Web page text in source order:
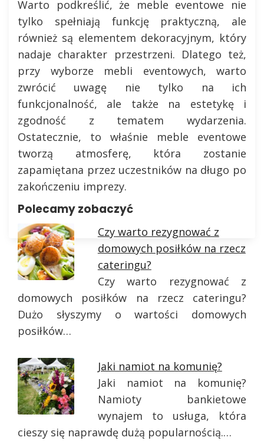
Warto podkreślić, że meble eventowe nie
tylko spełniają funkcję praktyczną, ale
również są elementem dekoracyjnym, który
nadaje charakter przestrzeni. Dlatego też,
przy wyborze mebli eventowych, warto
zwrócić uwagę nie tylko na ich
funkcjonalność, ale także na estetykę i
zgodność z tematem wydarzenia.
Ostatecznie, to właśnie meble eventowe
tworzą atmosferę, która zostanie
zapamiętana przez uczestników na długo po
zakończeniu imprezy.
Polecamy zobaczyć
Czy warto rezygnować z
domowych posiłków na rzecz
cateringu?
Czy warto rezygnować z
domowych posiłków na rzecz cateringu?
Dużo słyszymy o wartości domowych
posiłków…
Jaki namiot na komunię?
Jaki namiot na komunię?
Namioty bankietowe
wynajem to usługa, która
cieszy się naprawdę dużą popularnością.…